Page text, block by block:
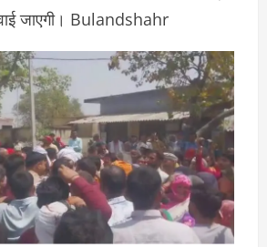
जाएगी। Bulandshahr